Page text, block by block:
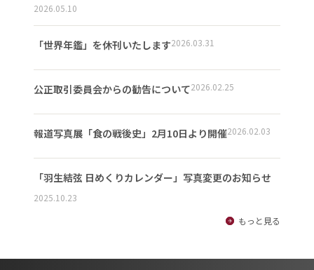
2026.05.10
「世界年鑑」を休刊いたします2026.03.31
公正取引委員会からの勧告について2026.02.25
報道写真展「食の戦後史」2月10日より開催2026.02.03
「羽生結弦 日めくりカレンダー」写真変更のお知らせ
2025.10.23
もっと見る